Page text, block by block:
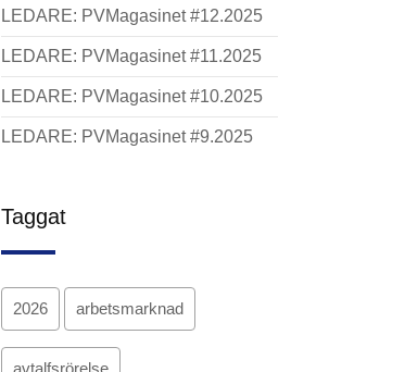
LEDARE: PVMagasinet #12.2025
LEDARE: PVMagasinet #11.2025
LEDARE: PVMagasinet #10.2025
LEDARE: PVMagasinet #9.2025
Taggat
2026 arbetsmarknad
avtalfsrörelse